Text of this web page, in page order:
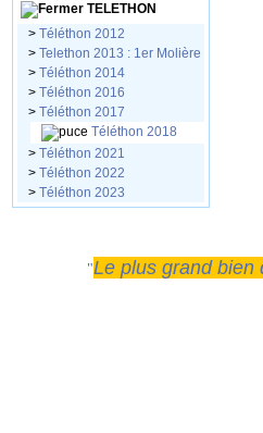
TELETHON
> Téléthon 2012
> Telethon 2013 : 1er Molière
> Téléthon 2014
> Téléthon 2016
> Téléthon 2017
Téléthon 2018
> Téléthon 2021
> Téléthon 2022
> Téléthon 2023
"Le plus grand bien